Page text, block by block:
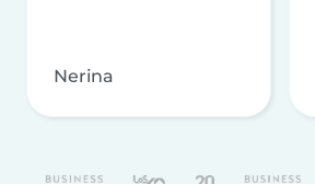
Nerina